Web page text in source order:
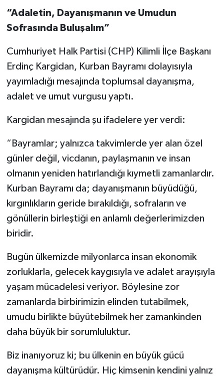
“Adaletin, Dayanışmanın ve Umudun
Sofrasında Buluşalım”
Cumhuriyet Halk Partisi (CHP) Kilimli İlçe Başkanı
Erdinç Kargidan, Kurban Bayramı dolayısıyla
yayımladığı mesajında toplumsal dayanışma,
adalet ve umut vurgusu yaptı.
Kargidan mesajında şu ifadelere yer verdi:
“Bayramlar; yalnızca takvimlerde yer alan özel
günler değil, vicdanın, paylaşmanın ve insan
olmanın yeniden hatırlandığı kıymetli zamanlardır.
Kurban Bayramı da; dayanışmanın büyüdüğü,
kırgınlıkların geride bırakıldığı, sofraların ve
gönüllerin birleştiği en anlamlı değerlerimizden
biridir.
Bugün ülkemizde milyonlarca insan ekonomik
zorluklarla, gelecek kaygısıyla ve adalet arayışıyla
yaşam mücadelesi veriyor. Böylesine zor
zamanlarda birbirimizin elinden tutabilmek,
umudu birlikte büyütebilmek her zamankinden
daha büyük bir sorumluluktur.
Biz inanıyoruz ki; bu ülkenin en büyük gücü
dayanışma kültürüdür. Hiç kimsenin kendini yalnız